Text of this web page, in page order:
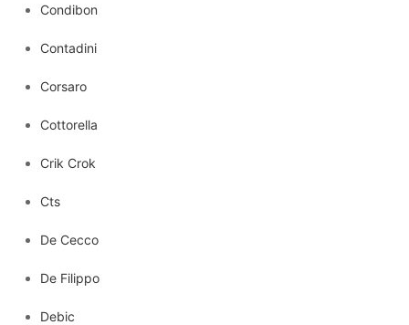
Condibon
Contadini
Corsaro
Cottorella
Crik Crok
Cts
De Cecco
De Filippo
Debic